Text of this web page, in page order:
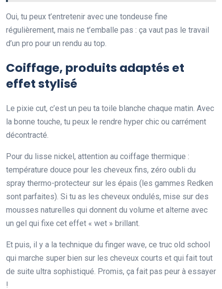
Oui, tu peux t’entretenir avec une tondeuse fine
régulièrement, mais ne t’emballe pas : ça vaut pas le travail
d’un pro pour un rendu au top.
Coiffage, produits adaptés et
effet stylisé
Le pixie cut, c’est un peu ta toile blanche chaque matin. Avec
la bonne touche, tu peux le rendre hyper chic ou carrément
décontracté.
Pour du lisse nickel, attention au coiffage thermique :
température douce pour les cheveux fins, zéro oubli du
spray thermo-protecteur sur les épais (les gammes Redken
sont parfaites). Si tu as les cheveux ondulés, mise sur des
mousses naturelles qui donnent du volume et alterne avec
un gel qui fixe cet effet « wet » brillant.
Et puis, il y a la technique du finger wave, ce truc old school
qui marche super bien sur les cheveux courts et qui fait tout
de suite ultra sophistiqué. Promis, ça fait pas peur à essayer
!